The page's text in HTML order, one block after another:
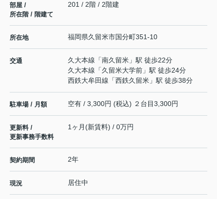
部屋 /
所在階 / 階建て
201 / 2階 / 2階建
所在地 福岡県久留米市国分町351-10
交通 久大本線 「南久留米 」駅 徒歩22分
久大本線 「久留米大学前 」駅 徒歩24分
西鉄大牟田線 「西鉄久留米 」駅 徒歩38分
駐車場 / 月額 空有 / 3,300円 (税込) ２台目3,300円
更新料 /
更新事務手数料
1ヶ月(新賃料) / 0万円
契約期間 2年
現況 居住中